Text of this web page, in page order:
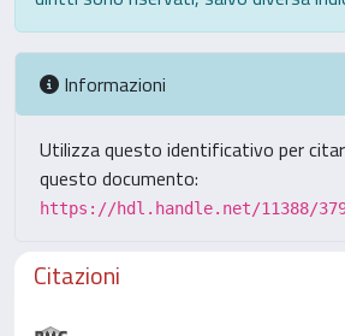
Informazioni
Utilizza questo identificativo per
questo documento:
https://hdl.handle.net/11388/
Citazioni